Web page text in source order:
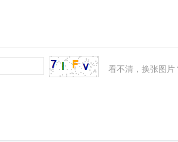
看不清，换张图片